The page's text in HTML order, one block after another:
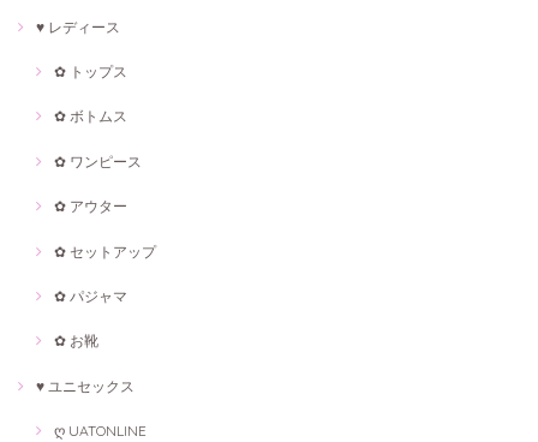
♥ レディース
✿ トップス
✿ ボトムス
✿ ワンピース
✿ アウター
✿ セットアップ
✿ パジャマ
✿ お靴
♥ ユニセックス
ღ UATONLINE